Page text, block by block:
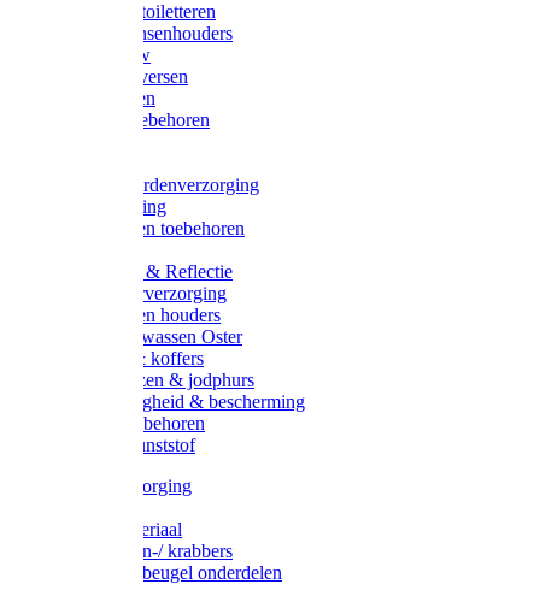
Poetsen & toiletteren
Zadel-/Trensenhouders
Halstertouw
Halsters diversen
Hoofdstellen
Zadel & toebehoren
Rapide paardenverzorging
Ruiter kleding
Hoofdstellen toebehoren
Verlichting & Reflectie
Rapide leerverzorging
Likstenen en houders
Poetsen & wassen Oster
Poetssets & koffers
Ruiter laarzen & jodphurs
Ruiter veiligheid & bescherming
Ruiter - toebehoren
Voerbak kunststof
Klauwverzorging
Injectiemateriaal
Hoefmessen-/ krabbers
Hoefbekapbeugel onderdelen